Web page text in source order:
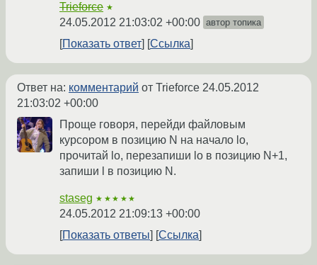
Trieforce ★
24.05.2012 21:03:02 +00:00 автор топика
Показать ответ Ссылка
Ответ на: комментарий от Trieforce 24.05.2012
21:03:02 +00:00
Проще говоря, перейди файловым
курсором в позицию N на начало lo,
прочитай lo, перезапиши lo в позицию N+1,
запиши l в позицию N.
staseg ★★★★★
24.05.2012 21:09:13 +00:00
Показать ответы
Ссылка